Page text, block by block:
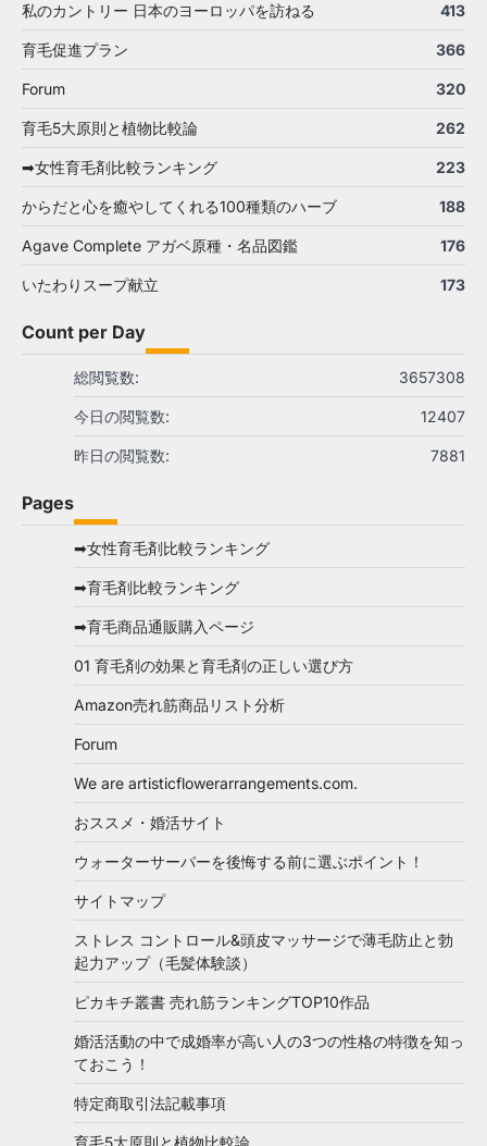
私のカントリー 日本のヨーロッパを訪ねる 413
育毛促進プラン 366
Forum 320
育毛5大原則と植物比較論 262
➡女性育毛剤比較ランキング 223
からだと心を癒やしてくれる100種類のハーブ 188
Agave Complete アガベ原種・名品図鑑 176
いたわりスープ献立 173
Count per Day
3657308
総閲覧数:
12407
今日の閲覧数:
7881
昨日の閲覧数:
Pages
➡女性育毛剤比較ランキング
➡育毛剤比較ランキング
➡育毛商品通販購入ページ
01 育毛剤の効果と育毛剤の正しい選び方
Amazon売れ筋商品リスト分析
Forum
We are artisticflowerarrangements.com.
おススメ・婚活サイト
ウォーターサーバーを後悔する前に選ぶポイント！
サイトマップ
ストレス コントロール&頭皮マッサージで薄毛防止と勃
起力アップ（毛髪体験談）
ピカキチ叢書 売れ筋ランキングTOP10作品
婚活活動の中で成婚率が高い人の3つの性格の特徴を知っ
ておこう！
特定商取引法記載事項